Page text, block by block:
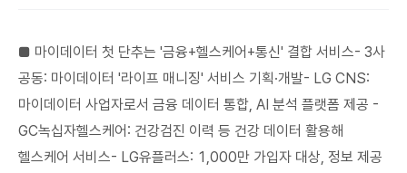
■ 마이데이터 첫 단추는 '금융+헬스케어+통신' 결합 서비스- 3사
공동: 마이데이터 '라이프 매니징' 서비스 기획·개발- LG CNS:
마이데이터 사업자로서 금융 데이터 통합, AI 분석 플랫폼 제공 -
GC녹십자헬스케어: 건강검진 이력 등 건강 데이터 활용해
헬스케어 서비스- LG유플러스: 1,000만 가입자 대상, 정보 제공